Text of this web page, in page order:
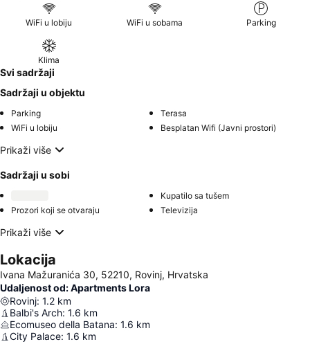
WiFi u lobiju WiFi u sobama Parking
Klima
Svi sadržaji
Sadržaji u objektu
Parking
Terasa
WiFi u lobiju
Besplatan Wifi (Javni prostori)
Prikaži više
Sadržaji u sobi
Kupatilo sa tušem
Prozori koji se otvaraju
Televizija
Prikaži više
Lokacija
Ivana Mažuranića 30, 52210, Rovinj, Hrvatska
Udaljenost od: Apartments Lora
Rovinj: 1.2 km
Balbi's Arch: 1.6 km
Ecomuseo della Batana: 1.6 km
City Palace: 1.6 km